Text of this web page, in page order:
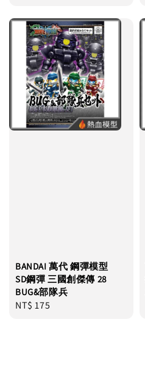
BANDAI 萬代 鋼彈模型
SD鋼彈 三國創傑傳 28
BUG&部隊兵
Regular
NT$ 175